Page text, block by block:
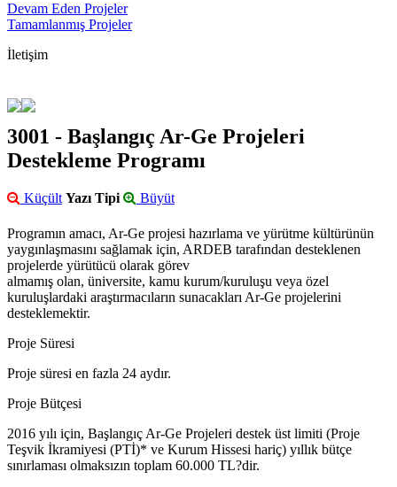
Devam Eden Projeler
Tamamlanmış Projeler
İletişim
3001 - Başlangıç Ar-Ge Projeleri
Destekleme Programı
Küçült Yazı Tipi Büyüt
Programın amacı, Ar-Ge projesi hazırlama ve yürütme kültürünün
yaygınlaşmasını sağlamak için, ARDEB tarafından desteklenen
projelerde yürütücü olarak görev
almamış olan, üniversite, kamu kurum/kuruluşu veya özel
kuruluşlardaki araştırmacıların sunacakları Ar-Ge projelerini
desteklemektir.
Proje Süresi
Proje süresi en fazla 24 aydır.
Proje Bütçesi
2016 yılı için, Başlangıç Ar-Ge Projeleri destek üst limiti (Proje
Teşvik İkramiyesi (PTİ)* ve Kurum Hissesi hariç) yıllık bütçe
sınırlaması olmaksızın toplam 60.000 TL?dir.